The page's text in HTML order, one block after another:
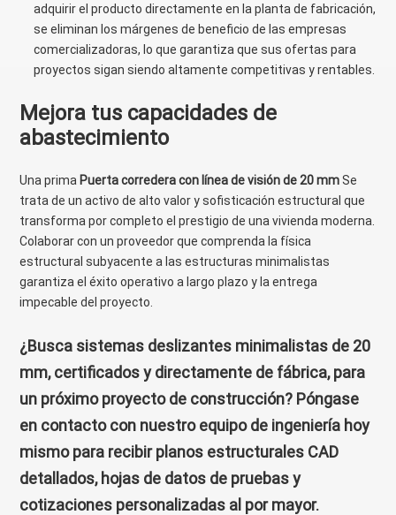
adquirir el producto directamente en la planta de fabricación,
se eliminan los márgenes de beneficio de las empresas
comercializadoras, lo que garantiza que sus ofertas para
proyectos sigan siendo altamente competitivas y rentables.
Mejora tus capacidades de
abastecimiento
Una prima Puerta corredera con línea de visión de 20 mmSe
trata de un activo de alto valor y sofisticación estructural que
transforma por completo el prestigio de una vivienda moderna.
Colaborar con un proveedor que comprenda la física
estructural subyacente a las estructuras minimalistas
garantiza el éxito operativo a largo plazo y la entrega
impecable del proyecto.
¿Busca sistemas deslizantes minimalistas de 20
mm, certificados y directamente de fábrica, para
un próximo proyecto de construcción? Póngase
en contacto con nuestro equipo de ingeniería hoy
mismo para recibir planos estructurales CAD
detallados, hojas de datos de pruebas y
cotizaciones personalizadas al por mayor.